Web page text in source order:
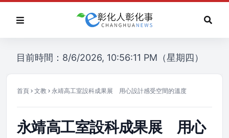
目前時間：8/6/2026, 10:56:11 PM（星期四）
首頁 文教 永靖高工室設科成果展 用心設計感受空間的溫度
永靖高工室設科成果展 用心